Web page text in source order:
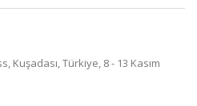
Kuşadası, Türkiye, 8 - 13 Kasım